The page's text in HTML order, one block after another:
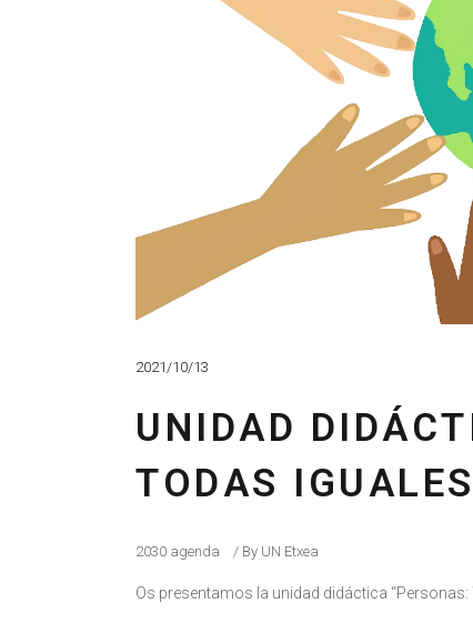
2021/10/13
UNIDAD
TODAS
2030 agenda By UN Etxea
Os presentamos la unidad didáctica